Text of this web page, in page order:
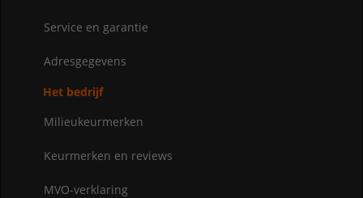
Service en garantie
Adresgegevens
Het bedrijf
Milieukeurmerken
Keurmerken en reviews
MVO-verklaring